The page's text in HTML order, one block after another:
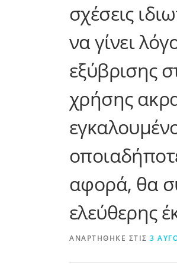
σχέσεις
να γίνει
εξύβρισης
χρήσης
αφορά, θα
ελεύθερης
ΑΝΑΡΤΉΘΗΚΕ ΣΤΙΣ 3